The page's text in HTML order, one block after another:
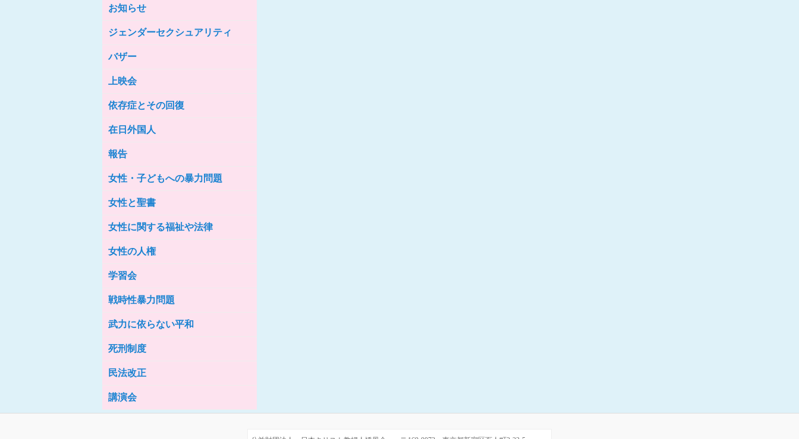
ス No.82
女性の家HELP ネットワークニュー
ス No.81
女性の家HELP ネットワークニュー
女性の家HELP ネットワークニュー
ス No.78
ス No.77
女性の家HELP ネットワークニュー
ス No.76
お知らせ
ジェンダーセクシュアリティ
バザー
上映会
依存症とその回復
在日外国人
報告
女性・子どもへの暴力問題
女性と聖書
女性に関する福祉や法律
女性の人権
学習会
戦時性暴力問題
武力に依らない平和
死刑制度
民法改正
講演会